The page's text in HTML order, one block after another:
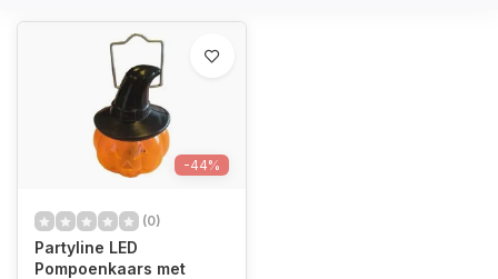
-44%
(0)
Partyline LED
Pompoenkaars met